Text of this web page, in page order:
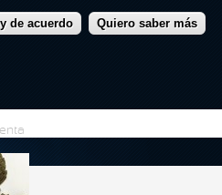
de acuerdo Quiero saber más